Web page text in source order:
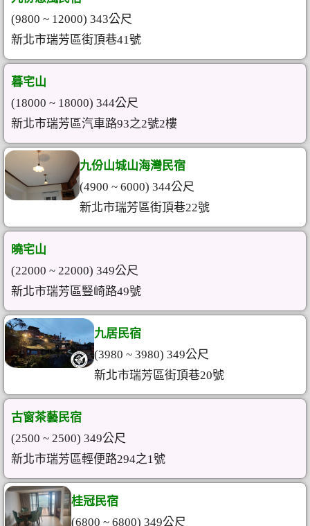
(9800 ~ 12000) 343公尺
新北市瑞芳區街頂巷41號
暮宅山
(18000 ~ 18000) 344公尺
新北市瑞芳區汽車路93之2號2樓
九份山城山海灣民宿
(4900 ~ 6000) 344公尺
新北市瑞芳區街頂巷22號
曉宅山
(22000 ~ 22000) 349公尺
新北市瑞芳區豎崎路49號
九居民宿
(3980 ~ 3980) 349公尺
新北市瑞芳區街頂巷20號
古窗茶藝民宿
(2500 ~ 2500) 349公尺
新北市瑞芳區輕便路294之1號
桂冠民宿
(6800 ~ 6800) 349公尺